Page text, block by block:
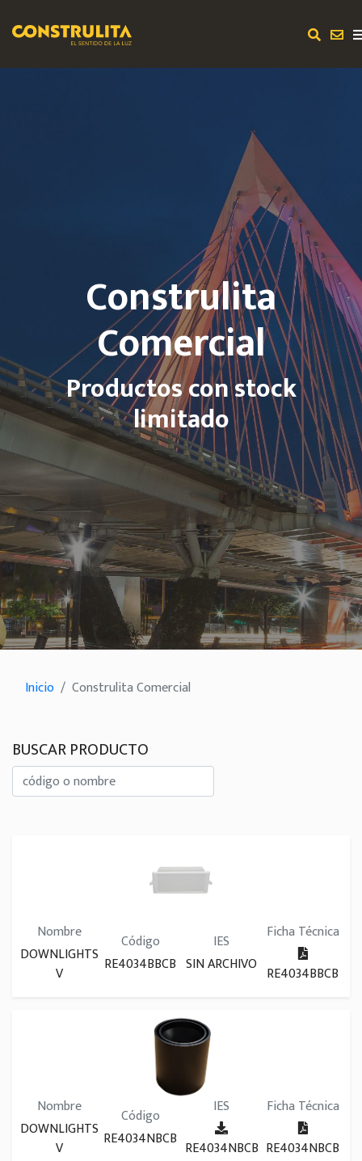
Construlita
Comercial
Productos con stock
limitado
Inicio Construlita Comercial
BUSCAR PRODUCTO
Nombre
DOWNLIGHTS
V
Código
RE4034BBCB
IES
SIN ARCHIVO
Ficha Técnica
RE4034BBCB
Nombre
DOWNLIGHTS
V
Código
RE4034NBCB
IES
RE4034NBCB
Ficha Técnica
RE4034NBCB